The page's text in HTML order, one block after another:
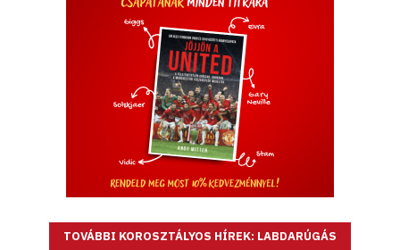
TOVÁBBI KOROSZTÁLYOS HÍREK: LABDARÚGÁS